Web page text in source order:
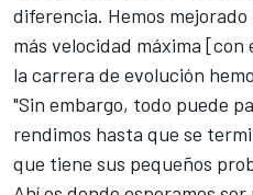
diferencia. Hemos
más velocidad máxima
la carrera de evolución
"Sin embargo, todo puede
rendimos hasta que se
que tiene sus pequeños